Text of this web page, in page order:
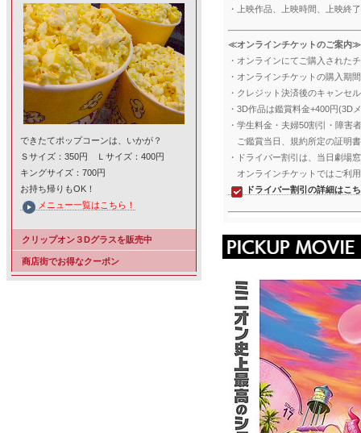
・上映作品、上映時間、上映終
≪オンラインチケットのご案内≫
・オンラインにてご購入された
・オンラインチケットの購入期
・クレジット決済後のキャンセ
・3D作品は鑑賞料金+400円(3D
・学生料金・夫婦50割引・障害
ご鑑賞当日、規約所定の証明
・ドライバー割引は、当日劇場
オンラインチケットではご利
ドライバー割引の詳細はこ
できたてポップコーンは、いかが？
Ｓサイズ：350円 Ｌサイズ：400円
キングサイズ：700円
お持ち帰りもOK！
メニュー一覧はこちら！
クリップオン３Dグラスを販売中
商店街でお得なクーポン